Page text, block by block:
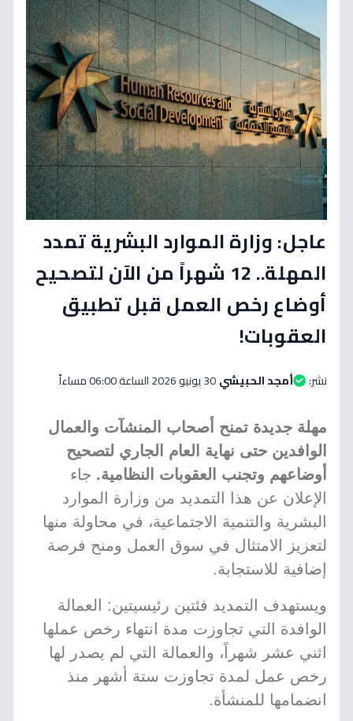
عاجل: وزارة الموارد البشرية تمدد
المهلة.. 12 شهراً من الآن لتصحيح
أوضاع رخص العمل قبل تطبيق
العقوبات!
نشر: أمجد الحبيشي30 يونيو 2026 الساعة 06:00 مساءاً
مهلة جديدة تمنح أصحاب المنشآت والعمال
الوافدين حتى نهاية العام الجاري لتصحيح
أوضاعهم وتجنب العقوبات النظامية. جاء
الإعلان عن هذا التمديد من وزارة الموارد
البشرية والتنمية الاجتماعية، في محاولة منها
لتعزيز الامتثال في سوق العمل ومنح فرصة
إضافية للاستجابة.
ويستهدف التمديد فئتين رئيسيتين: العمالة
الوافدة التي تجاوزت مدة انتهاء رخص عملها
اثني عشر شهراً، والعمالة التي لم يصدر لها
رخص عمل لمدة تجاوزت ستة أشهر منذ
انضمامها للمنشأة.